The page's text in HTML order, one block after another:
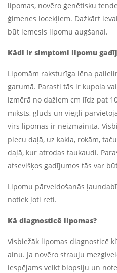
lipomas, novēro ģenētisku
ģimenes locekļiem. Dažkārt
būt iemesls lipomu augšanai.
Kādi ir simptomi lipomu
Lipomām raksturīga lēna
garumā. Parasti tās ir kupola
izmērā no dažiem cm līdz pat
mīksts, gluds un viegli
virs lipomas ir neizmainīta.
plecu daļā, uz kakla, rokām,
daļā, kur atrodas taukaudi.
atsevišķos gadījumos tās var
Lipomu pārveidošanās
notiek ļoti reti.
Kā diagnosticē lipomas?
Visbiežāk lipomas diagnosticē
ainu. Ja novēro strauju
iespējams veikt biopsiju un